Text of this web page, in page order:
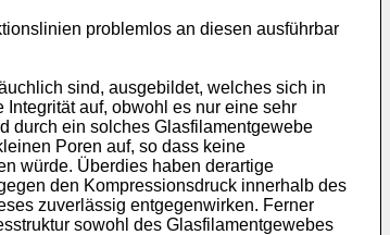
problemlos an diesen ausführbar
sind, ausgebildet, welches sich in
auf, obwohl es nur eine sehr
durch ein solches Glasfilamentgewebe
Poren auf, so dass keine
würde. Überdies haben derartige
den Kompressionsdruck innerhalb des
zuverlässig entgegenwirken. Ferner
sowohl des Glasfilamentgewebes